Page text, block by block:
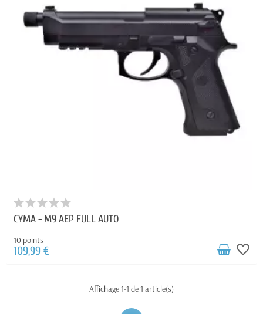
CYMA - M9 AEP FULL AUTO
10 points
109,99 € favorite_border
Affichage 1-1 de 1 article(s)